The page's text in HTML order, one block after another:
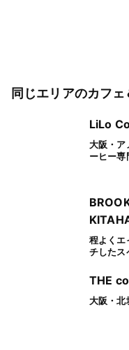
同じエリアのカフェ
LiLo
大阪・ア
ーヒー専
程よくエ
チしたス
THE
大阪・北